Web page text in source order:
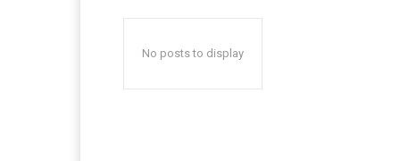
No posts to display